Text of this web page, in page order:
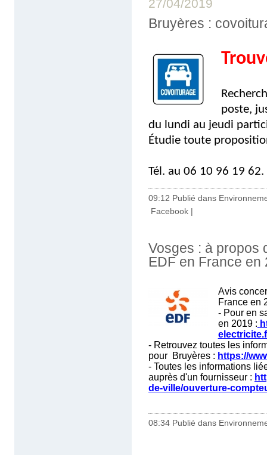
27/04/2019
Bruyères :
poste,
du lundi au jeudi
Étudie toute
Tél. au 06 10 96 19 62.
09:12 Publié dans
Facebook |
Vosges : à propos
EDF en France en
Avis
France en
- Pour en
en 2019 :
- Retrouvez toutes les
pour Bruyères : https://
- Toutes les informations
auprès d'un fournisseur :
de-ville/ouverture-
08:34 Publié dans